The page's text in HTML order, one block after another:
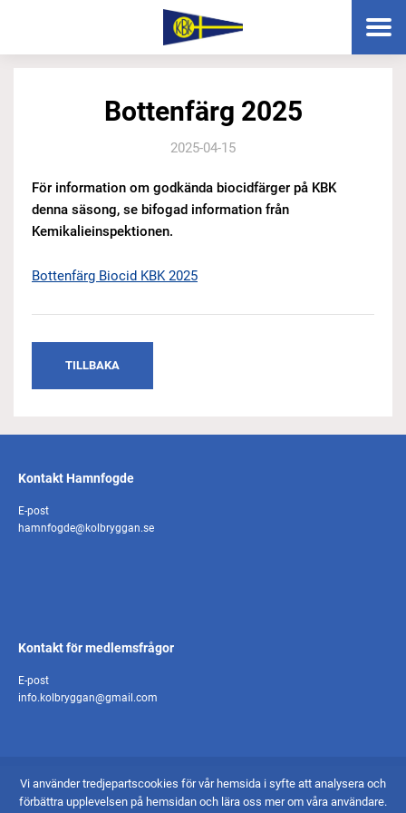
Bottenfärg 2025
2025-04-15
För information om godkända biocidfärger på KBK
denna säsong, se bifogad information från
Kemikalieinspektionen.
Bottenfärg Biocid KBK 2025
TILLBAKA
Kontakt Hamnfogde
E-post
hamnfogde@kolbryggan.se
Kontakt för medlemsfrågor
E-post
info.kolbryggan@gmail.com
© 2026 - Kolbryggans Båtklubb
Vi använder tredjepartscookies för vår hemsida i syfte att analysera och
förbättra upplevelsen på hemsidan och lära oss mer om våra användare.